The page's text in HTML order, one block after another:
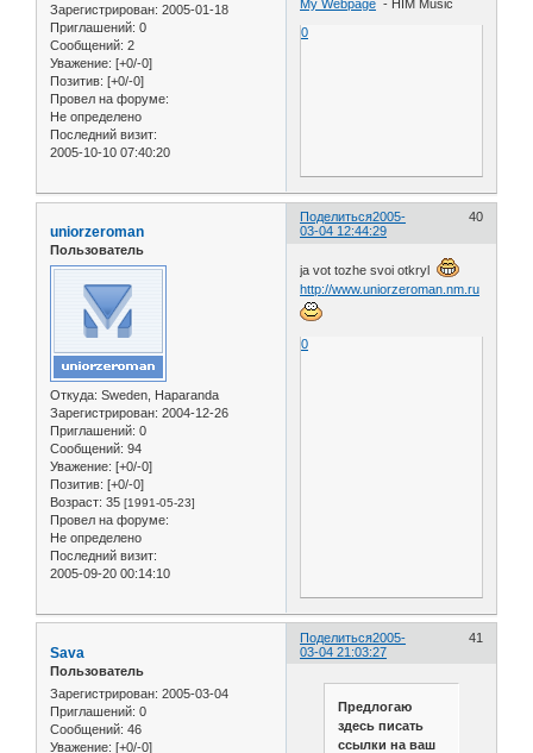
Зарегистрирован: 2005-01-18
Приглашений: 0
Сообщений: 2
Уважение: [+0/-0]
Позитив: [+0/-0]
Провел на форуме:
Не определено
Последний визит:
2005-10-10 07:40:20
My Webpage - HIM Music
0
Поделиться 40
2005-
03-04 12:44:29
uniorzeroman
Пользователь
Откуда: Sweden, Haparanda
Зарегистрирован: 2004-12-26
Приглашений: 0
Сообщений: 94
Уважение: [+0/-0]
Позитив: [+0/-0]
Возраст: 35 [1991-05-23]
Провел на форуме:
Не определено
Последний визит:
2005-09-20 00:14:10
ja vot tozhe svoi otkryl
http://www.uniorzeroman.nm.ru
0
Поделиться 41
2005-
03-04 21:03:27
Sava
Пользователь
Зарегистрирован: 2005-03-04
Приглашений: 0
Сообщений: 46
Уважение: [+0/-0]
Предлогаю
здесь писать
ссылки на ваш